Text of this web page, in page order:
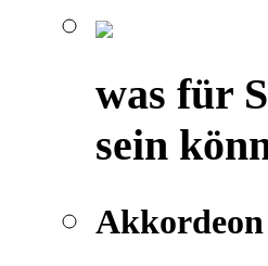
was für
sein
Akkordeon